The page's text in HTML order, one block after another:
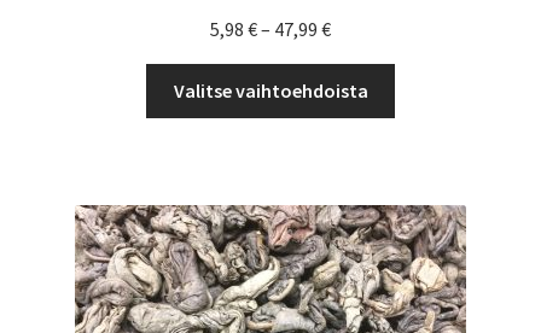
5,98 €– 47,99 €Hintaluokka:
5,98 €
-
47,99 €
Valitse vaihtoehdoista
Voit
tehdä
valinnat
tuotteen